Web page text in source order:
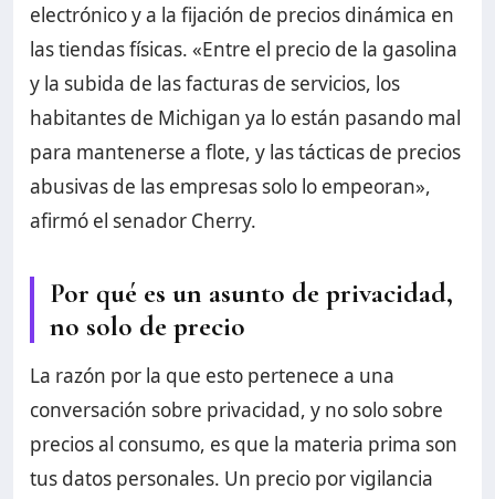
electrónico y a la fijación de precios dinámica en
las tiendas físicas. «Entre el precio de la gasolina
y la subida de las facturas de servicios, los
habitantes de Michigan ya lo están pasando mal
para mantenerse a flote, y las tácticas de precios
abusivas de las empresas solo lo empeoran»,
afirmó el senador Cherry.
Por qué es un asunto de privacidad,
no solo de precio
La razón por la que esto pertenece a una
conversación sobre privacidad, y no solo sobre
precios al consumo, es que la materia prima son
tus datos personales. Un precio por vigilancia